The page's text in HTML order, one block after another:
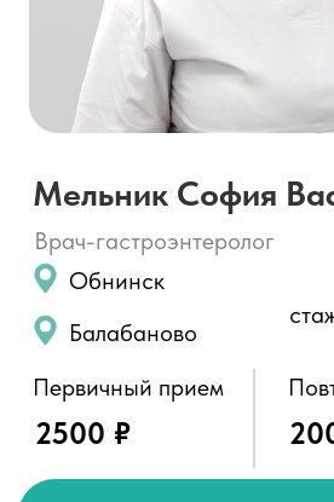
Врач-гастроэнтеролог
стаж 3 года
Первичный прием Повторный прием
Обнинск
Балабаново
Записаться онлайн
О специалисте